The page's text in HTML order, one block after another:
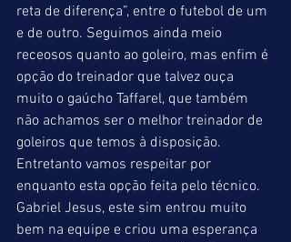
reta de diferença”, entre o futebol de um
e de outro. Seguimos ainda meio
receosos quanto ao goleiro, mas enfim é
opção do treinador que talvez ouça
muito o gaúcho Taffarel, que também
não achamos ser o melhor treinador de
goleiros que temos à disposição.
Entretanto vamos respeitar por
enquanto esta opção feita pelo técnico.
Gabriel Jesus, este sim entrou muito
bem na equipe e criou uma esperança